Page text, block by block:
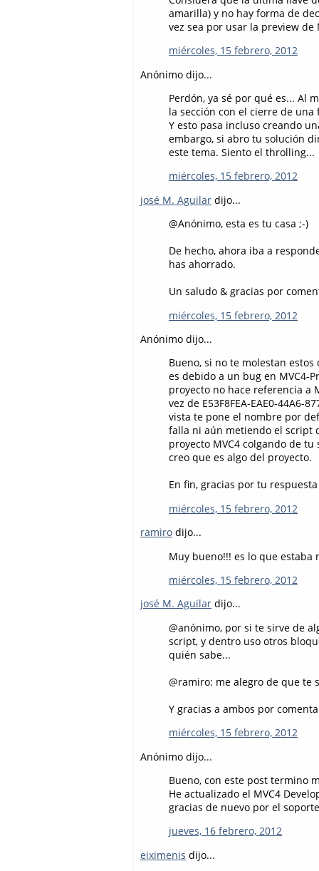
amarilla) y no hay forma de
vez sea por usar la preview de
miércoles, 15 febrero, 2012
Anónimo dijo...
Perdón, ya sé por qué es... Al
la sección con el cierre de
Y esto pasa incluso creando
embargo, si abro tu solución
este tema. Siento el throlling...
miércoles, 15 febrero, 2012
josé M. Aguilar dijo...
@Anónimo, esta es tu casa ;-)
De hecho, ahora iba a
has ahorrado.
Un saludo & gracias por
miércoles, 15 febrero, 2012
Anónimo dijo...
Bueno, si no te molestan
es debido a un bug en MVC4-
proyecto no hace referencia a
vez de E53F8FEA-EAE0-44A6-
vista te pone el nombre por
falla ni aún metiendo el script
proyecto MVC4 colgando de
creo que es algo del proyecto.
En fin, gracias por tu
miércoles, 15 febrero, 2012
ramiro dijo...
Muy bueno!!! es lo que estaba
miércoles, 15 febrero, 2012
josé M. Aguilar dijo...
@anónimo, por si te sirve de
script, y dentro uso otros
quién sabe...
@ramiro: me alegro de que te
Y gracias a ambos por
miércoles, 15 febrero, 2012
Anónimo dijo...
Bueno, con este post termino
He actualizado el MVC4
gracias de nuevo por el
jueves, 16 febrero, 2012
eiximenis dijo...